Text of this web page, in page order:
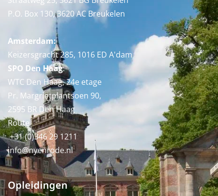
P.O. Box 130, 3620 AC Breukelen
Amsterdam:
Keizersgracht 285, 1016 ED A'dam
SPO Den Haag:
WTC Den Haag, 24e etage
Pr. Margrietplantsoen 90,
2595 BR Den Haag
Route
+31 (0)346 29 1211
info@nyenrode.nl
Opleidingen